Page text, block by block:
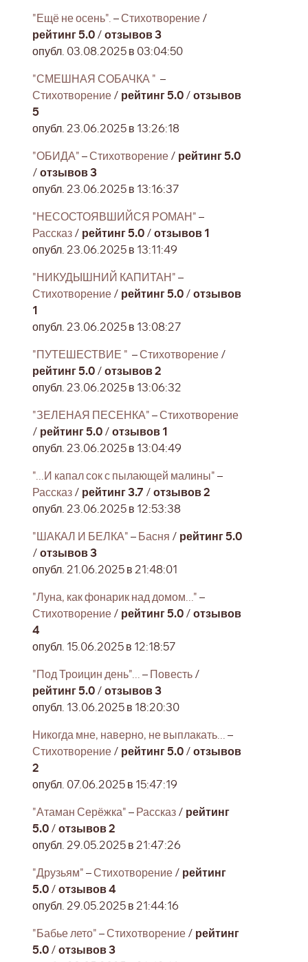
"Ещё не осень". –Стихотворение /
рейтинг 5.0 / отзывов 3
опубл. 03.08.2025 в 03:04:50
"СМЕШНАЯ СОБАЧКА " –
Стихотворение / рейтинг 5.0 / отзывов
5
опубл. 23.06.2025 в 13:26:18
"ОБИДА" –Стихотворение / рейтинг 5.0
/ отзывов 3
опубл. 23.06.2025 в 13:16:37
"НЕСОСТОЯВШИЙСЯ РОМАН" –
Рассказ / рейтинг 5.0 / отзывов 1
опубл. 23.06.2025 в 13:11:49
"НИКУДЫШНИЙ КАПИТАН" –
Стихотворение / рейтинг 5.0 / отзывов
1
опубл. 23.06.2025 в 13:08:27
"ПУТЕШЕСТВИЕ " –Стихотворение /
рейтинг 5.0 / отзывов 2
опубл. 23.06.2025 в 13:06:32
"ЗЕЛЕНАЯ ПЕСЕНКА" –Стихотворение
/ рейтинг 5.0 / отзывов 1
опубл. 23.06.2025 в 13:04:49
"...И капал сок с пылающей малины" –
Рассказ / рейтинг 3.7 / отзывов 2
опубл. 23.06.2025 в 12:53:38
"ШАКАЛ И БЕЛКА" – Басня / рейтинг 5.0
/ отзывов 3
опубл. 21.06.2025 в 21:48:01
"Луна, как фонарик над домом..." –
Стихотворение / рейтинг 5.0 / отзывов
4
опубл. 15.06.2025 в 12:18:57
"Под Троицин день"... – Повесть /
рейтинг 5.0 / отзывов 3
опубл. 13.06.2025 в 18:20:30
Никогда мне, наверно, не выплакать...
–
Стихотворение / рейтинг 5.0 / отзывов
2
опубл. 07.06.2025 в 15:47:19
"Атаман Серёжка" – Рассказ / рейтинг
5.0 / отзывов 2
опубл. 29.05.2025 в 21:47:26
"Друзьям" –Стихотворение / рейтинг
5.0 / отзывов 4
опубл. 29.05.2025 в 21:44:16
"Бабье лето" –Стихотворение / рейтинг
5.0 / отзывов 3